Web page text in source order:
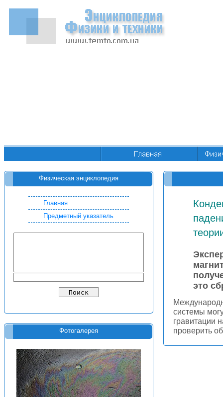
Физическая энциклопедия
Главная
Предметный указатель
Фотогалерея
это
системы
гравитации
проверить